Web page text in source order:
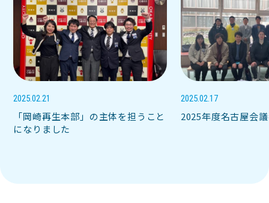
2025.02.21
「岡崎再生本部」の主体を担うこと
になりました
2025.02.17
2025年度名古屋会